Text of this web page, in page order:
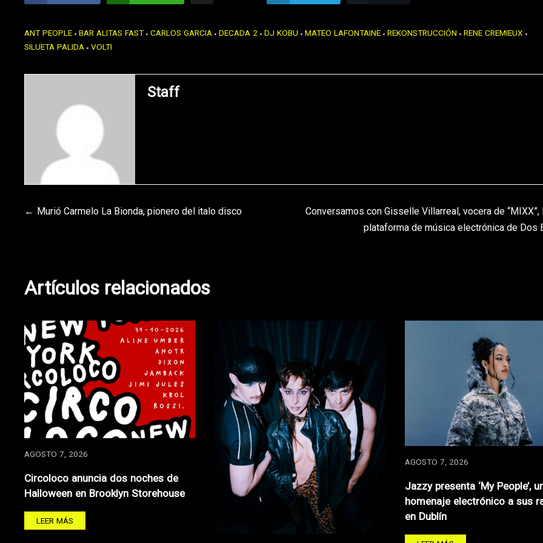
ANT PEOPLE BAR ALITAS FAST CARLOS GARCIA DECADA 2 DJ KOBU MATEO LAFONTAINE REKONSTRUCCIÓN RENE CREMIEUX
SILUETA PALIDA VOLTI
Staff
Navegación
entradas
Murió Carmelo La Bionda, pionero del italo disco
Conversamos con Gisselle Villarreal, vocera de “MIXX”,
plataforma de música electrónica de Dos
Artículos relacionados
AGOSTO 7, 2026
Circoloco anuncia dos noches de
Halloween en Brooklyn Storehouse
LEER MÁS
AGOSTO 7, 2026
Jazzy presenta ‘My People’,
homenaje electrónico a sus
en Dublín